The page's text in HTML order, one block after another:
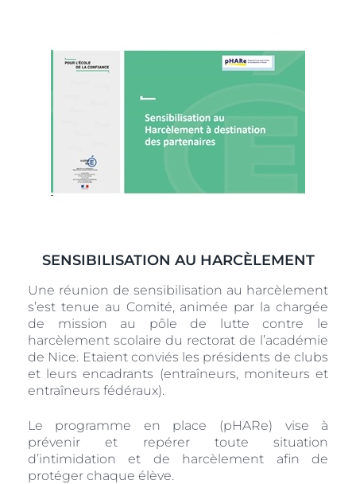
SENSIBILISATION AU HARCÈLEMENT
Une réunion de sensibilisation au harcèlement
s’est tenue au Comité, animée par la chargée
de mission au pôle de lutte contre le
harcèlement scolaire du rectorat de l’académie
de Nice. Etaient conviés les présidents de clubs
et leurs encadrants (entraîneurs, moniteurs et
entraîneurs fédéraux).
Le programme en place (pHARe) vise à
prévenir et repérer toute situation
d’intimidation et de harcèlement afin de
protéger chaque élève.